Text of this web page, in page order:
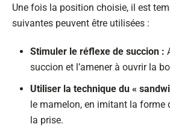
Une fois la position choisie, il est
suivantes peuvent être utilisées :
Stimuler le réflexe de succion :
succion et l’amener à ouvrir la
Utiliser la technique du «
le mamelon, en imitant la forme
la prise.